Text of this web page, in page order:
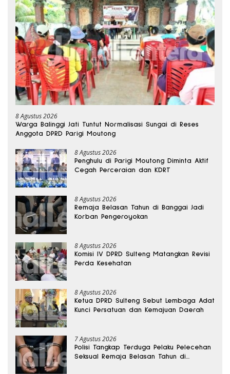
8 Agustus 2026
Warga Balinggi Jati Tuntut Normalisasi Sungai di Reses
Anggota DPRD Parigi Moutong
8 Agustus 2026
Penghulu di Parigi Moutong Diminta Aktif
Cegah Perceraian dan KDRT
8 Agustus 2026
Remaja Belasan Tahun di Banggai Jadi
Korban Pengeroyokan
8 Agustus 2026
Komisi IV DPRD Sulteng Matangkan Revisi
Perda Kesehatan
8 Agustus 2026
Ketua DPRD Sulteng Sebut Lembaga Adat
Kunci Persatuan dan Kemajuan Daerah
7 Agustus 2026
Polisi Tangkap Terduga Pelaku Pelecehan
Seksual Remaja Belasan Tahun di